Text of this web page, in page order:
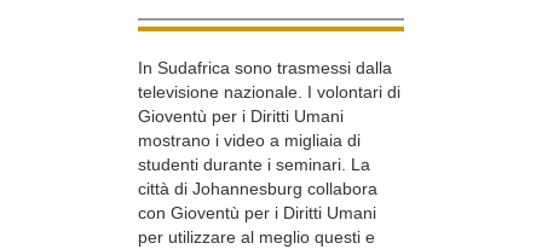
In Sudafrica sono trasmessi dalla
televisione nazionale. I volontari di
Gioventù per i Diritti Umani
mostrano i video a migliaia di
studenti durante i seminari. La
città di Johannesburg collabora
con Gioventù per i Diritti Umani
per utilizzare al meglio questi e